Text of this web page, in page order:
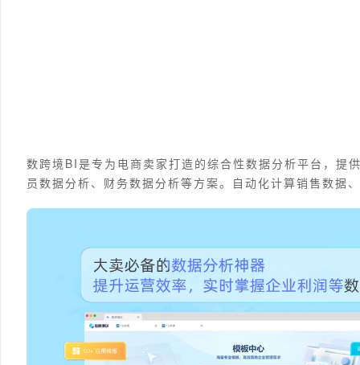
数跨境BI是专为电商卖家打造的综合性数据分析平台，提
员数据分析、财务数据分析等方案。自动化计算销售数据